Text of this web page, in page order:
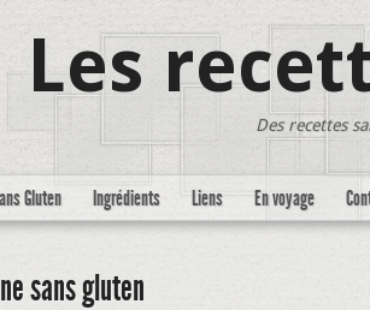
Les
Des recettes
Gluten Ingrédients Liens En voyage
sans gluten